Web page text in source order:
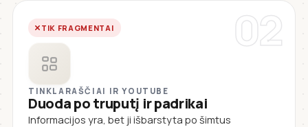
02
TIK FRAGMENTAI
TINKLARAŠČIAI IR YOUTUBE
Duoda po truputį ir padrikai
Informacijos yra, bet ji išbarstyta po šimtus